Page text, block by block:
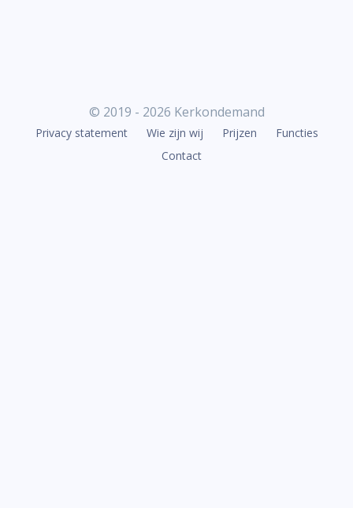
© 2019 - 2026 Kerkondemand
Privacy statement Wie zijn wij Prijzen
Functies
Contact